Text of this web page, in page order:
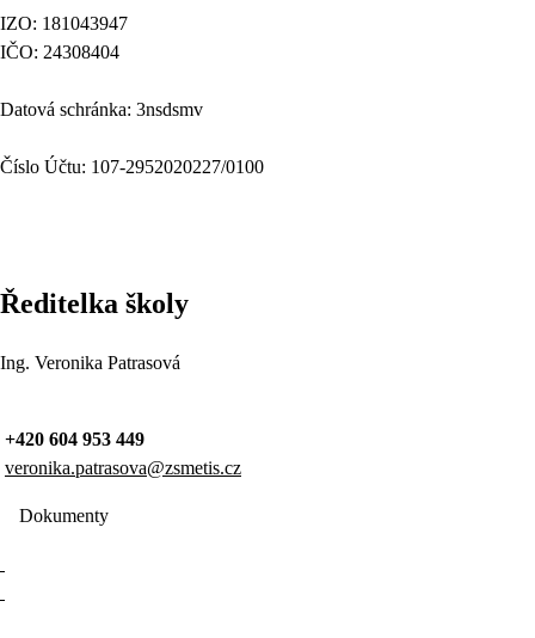
IZO: 181043947
IČO: 24308404
Datová schránka: 3nsdsmv
Číslo Účtu: 107-2952020227/0100
Ředitelka školy
Ing. Veronika Patrasová
+420 604 953 449
veronika.patrasova@zsmetis.cz
Dokumenty